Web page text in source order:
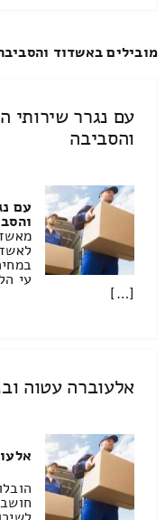
מובילים באשדוד
עם נגרר שירותי
והסביבה
עם
עי
[…]
אלעוברה עטוה